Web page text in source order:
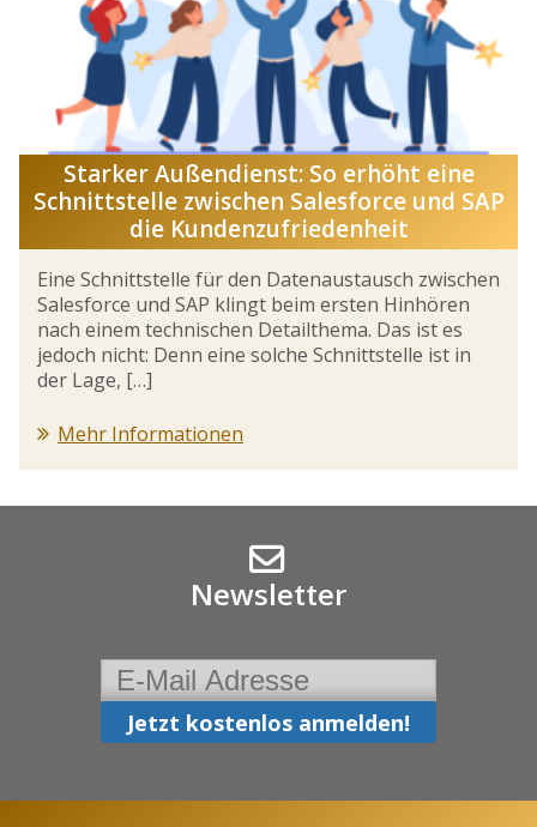
Starker Außendienst: So erhöht eine
Schnittstelle zwischen Salesforce und SAP
die Kundenzufriedenheit
Eine Schnittstelle für den Datenaustausch zwischen
Salesforce und SAP klingt beim ersten Hinhören
nach einem technischen Detailthema. Das ist es
jedoch nicht: Denn eine solche Schnittstelle ist in
der Lage, […]
Mehr Informationen
Newsletter